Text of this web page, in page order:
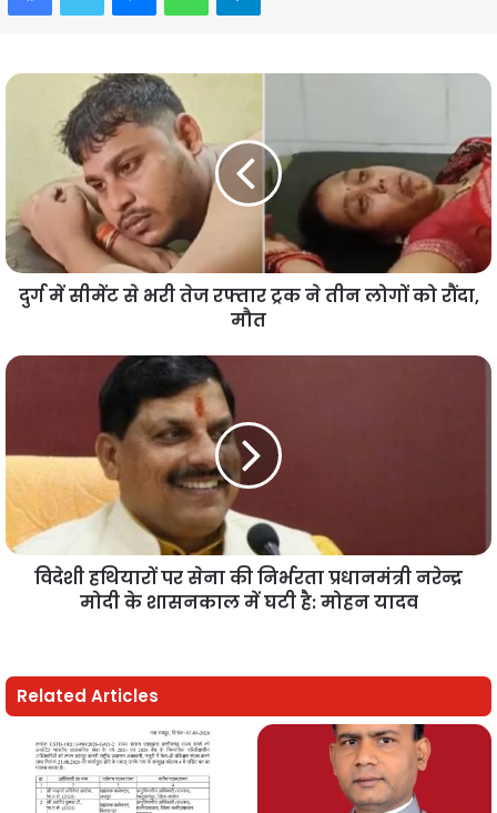
दुर्ग में सीमेंट से भरी तेज रफ्तार ट्रक ने तीन लोगों को रौंदा,
मौत
विदेशी हथियारों पर सेना की निर्भरता प्रधानमंत्री नरेन्द्र
मोदी के शासनकाल में घटी है: मोहन यादव
Related Articles